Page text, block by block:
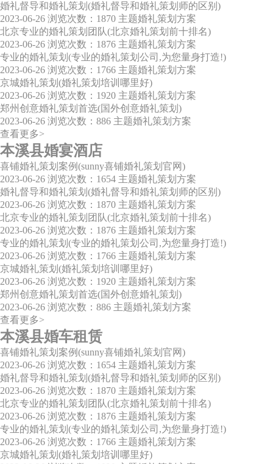
婚礼督导和婚礼策划(婚礼督导和婚礼策划师的区别)
2023-06-26 浏览次数：1870 主题婚礼策划方案
北京专业的婚礼策划团队(北京婚礼策划前十排名)
2023-06-26 浏览次数：1876 主题婚礼策划方案
专业的婚礼策划(专业的婚礼策划公司,为您量身打造!)
2023-06-26 浏览次数：1766 主题婚礼策划方案
京城婚礼策划(婚礼策划培训哪里好)
2023-06-26 浏览次数：1920 主题婚礼策划方案
郑州创意婚礼策划首选(国外创意婚礼策划)
2023-06-26 浏览次数：886 主题婚礼策划方案
查看更多>
本溪县婚宴酒店
喜铺婚礼策划案例(sunny喜铺婚礼策划官网)
2023-06-26 浏览次数：1654 主题婚礼策划方案
婚礼督导和婚礼策划(婚礼督导和婚礼策划师的区别)
2023-06-26 浏览次数：1870 主题婚礼策划方案
北京专业的婚礼策划团队(北京婚礼策划前十排名)
2023-06-26 浏览次数：1876 主题婚礼策划方案
专业的婚礼策划(专业的婚礼策划公司,为您量身打造!)
2023-06-26 浏览次数：1766 主题婚礼策划方案
京城婚礼策划(婚礼策划培训哪里好)
2023-06-26 浏览次数：1920 主题婚礼策划方案
郑州创意婚礼策划首选(国外创意婚礼策划)
2023-06-26 浏览次数：886 主题婚礼策划方案
查看更多>
本溪县婚车租赁
喜铺婚礼策划案例(sunny喜铺婚礼策划官网)
2023-06-26 浏览次数：1654 主题婚礼策划方案
婚礼督导和婚礼策划(婚礼督导和婚礼策划师的区别)
2023-06-26 浏览次数：1870 主题婚礼策划方案
北京专业的婚礼策划团队(北京婚礼策划前十排名)
2023-06-26 浏览次数：1876 主题婚礼策划方案
专业的婚礼策划(专业的婚礼策划公司,为您量身打造!)
2023-06-26 浏览次数：1766 主题婚礼策划方案
京城婚礼策划(婚礼策划培训哪里好)